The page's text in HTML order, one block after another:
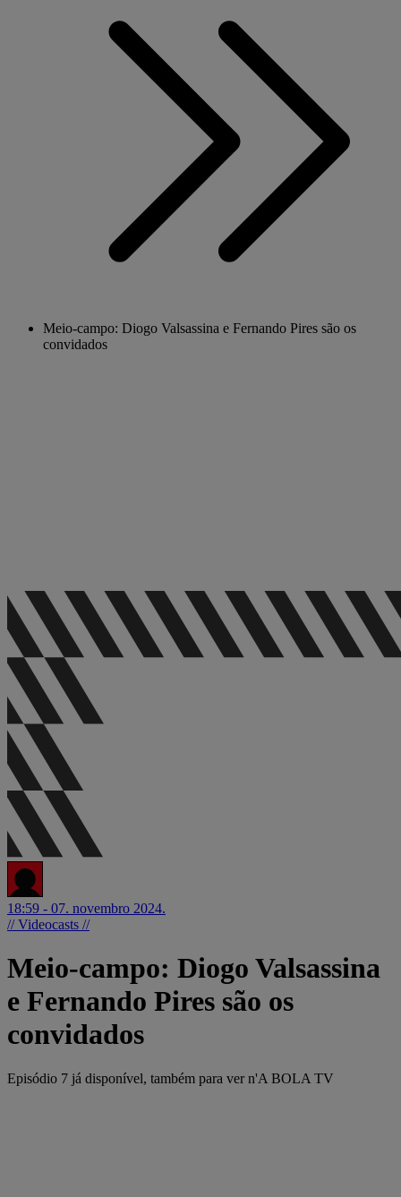
Meio-campo: Diogo Valsassina e Fernando Pires são os
convidados
18:59 - 07. novembro 2024.
// Videocasts //
Meio-campo: Diogo Valsassina
e Fernando Pires são os
convidados
Episódio 7 já disponível, também para ver n'A BOLA TV